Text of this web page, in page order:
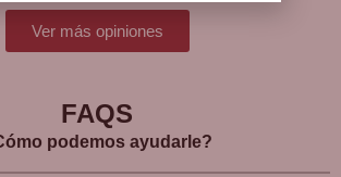
Ver más opiniones
FAQS
podemos ayudarle?